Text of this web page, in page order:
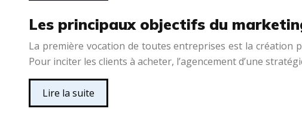
Les principaux objectifs du
La première vocation de toutes entreprises est la création
Pour inciter les clients à acheter, l’agencement d’une
Lire la suite